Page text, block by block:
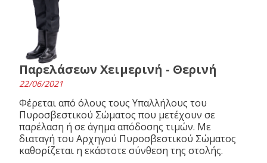
Παρελάσεων Χειμερινή - Θερινή
22/06/2021
Φέρεται από όλους τους Υπαλλήλους του
Πυροσβεστικού Σώματος που μετέχουν σε
παρέλαση ή σε άγημα απόδοσης τιμών. Με
διαταγή του Αρχηγού Πυροσβεστικού Σώματος
καθορίζεται η εκάστοτε σύνθεση της στολής.